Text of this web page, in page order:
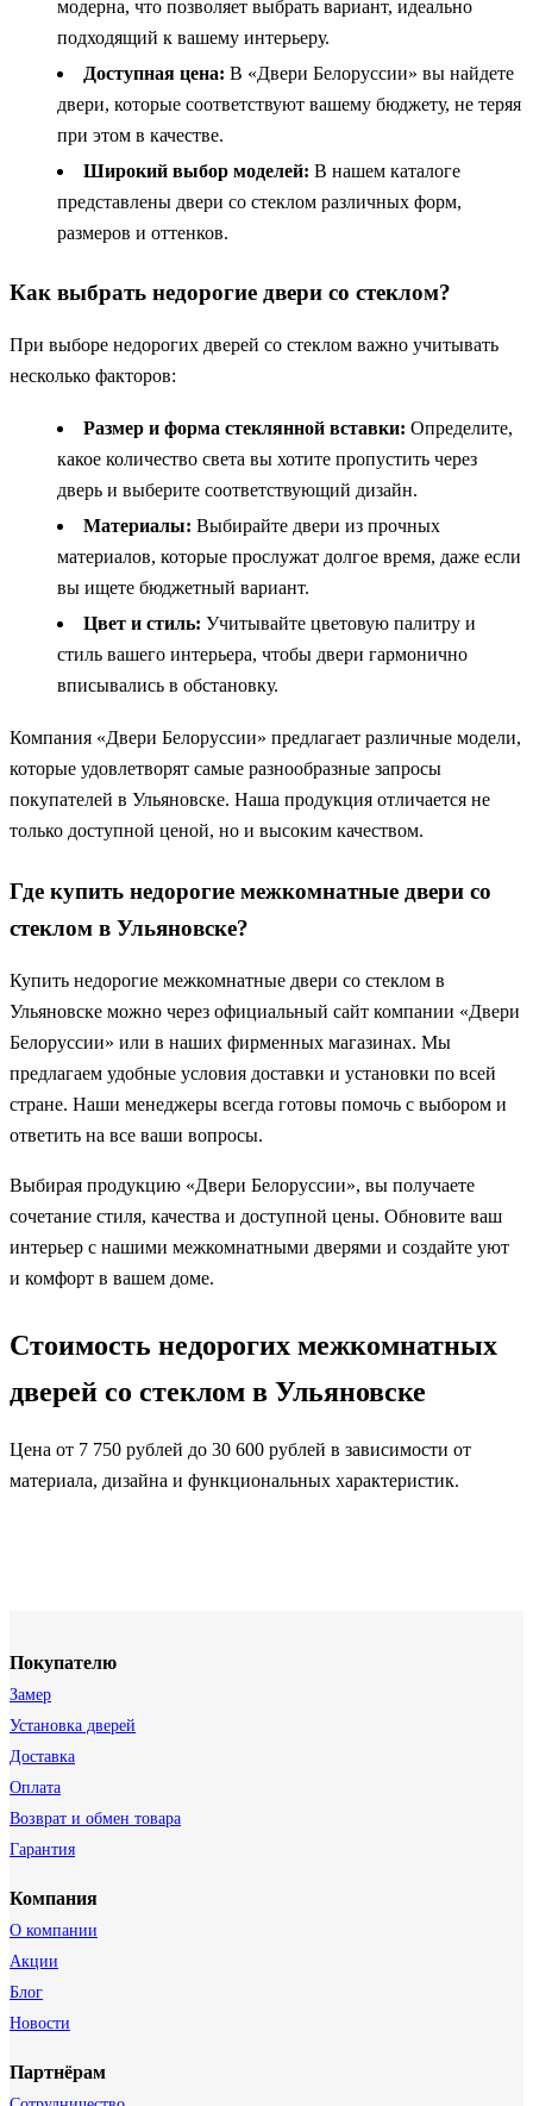
модерна, что позволяет выбрать вариант, идеально
подходящий к вашему интерьеру.
Доступная цена: В «Двери Белоруссии» вы найдете
двери, которые соответствуют вашему бюджету, не теряя
при этом в качестве.
Широкий выбор моделей: В нашем каталоге
представлены двери со стеклом различных форм,
размеров и оттенков.
Как выбрать недорогие двери со стеклом?
При выборе недорогих дверей со стеклом важно учитывать
несколько факторов:
Размер и форма стеклянной вставки: Определите,
какое количество света вы хотите пропустить через
дверь и выберите соответствующий дизайн.
Материалы: Выбирайте двери из прочных
материалов, которые прослужат долгое время, даже если
вы ищете бюджетный вариант.
Цвет и стиль: Учитывайте цветовую палитру и
стиль вашего интерьера, чтобы двери гармонично
вписывались в обстановку.
Компания «Двери Белоруссии» предлагает различные модели,
которые удовлетворят самые разнообразные запросы
покупателей в Ульяновске. Наша продукция отличается не
только доступной ценой, но и высоким качеством.
Где купить недорогие межкомнатные двери со
стеклом в Ульяновске?
Купить недорогие межкомнатные двери со стеклом в
Ульяновске можно через официальный сайт компании «Двери
Белоруссии» или в наших фирменных магазинах. Мы
предлагаем удобные условия доставки и установки по всей
стране. Наши менеджеры всегда готовы помочь с выбором и
ответить на все ваши вопросы.
Выбирая продукцию «Двери Белоруссии», вы получаете
сочетание стиля, качества и доступной цены. Обновите ваш
интерьер с нашими межкомнатными дверями и создайте уют
и комфорт в вашем доме.
Стоимость недорогих межкомнатных
дверей со стеклом в Ульяновске
Цена от 7 750 рублей до 30 600 рублей в зависимости от
материала, дизайна и функциональных характеристик.
Покупателю
Замер
Установка дверей
Доставка
Оплата
Возврат и обмен товара
Гарантия
Компания
О компании
Акции
Блог
Новости
Партнёрам